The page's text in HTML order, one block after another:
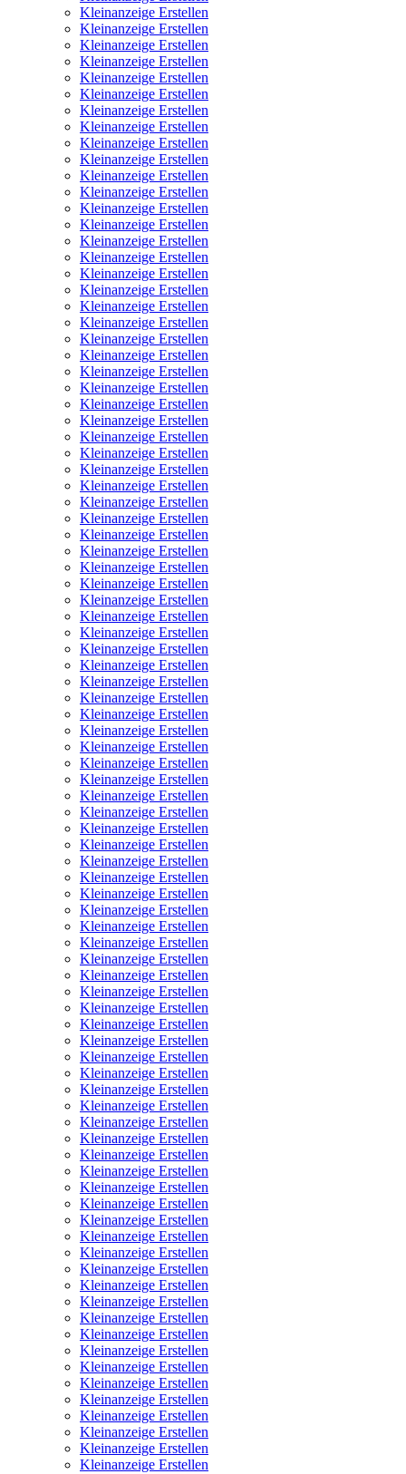
Kleinanzeige Erstellen
Kleinanzeige Erstellen
Kleinanzeige Erstellen
Kleinanzeige Erstellen
Kleinanzeige Erstellen
Kleinanzeige Erstellen
Kleinanzeige Erstellen
Kleinanzeige Erstellen
Kleinanzeige Erstellen
Kleinanzeige Erstellen
Kleinanzeige Erstellen
Kleinanzeige Erstellen
Kleinanzeige Erstellen
Kleinanzeige Erstellen
Kleinanzeige Erstellen
Kleinanzeige Erstellen
Kleinanzeige Erstellen
Kleinanzeige Erstellen
Kleinanzeige Erstellen
Kleinanzeige Erstellen
Kleinanzeige Erstellen
Kleinanzeige Erstellen
Kleinanzeige Erstellen
Kleinanzeige Erstellen
Kleinanzeige Erstellen
Kleinanzeige Erstellen
Kleinanzeige Erstellen
Kleinanzeige Erstellen
Kleinanzeige Erstellen
Kleinanzeige Erstellen
Kleinanzeige Erstellen
Kleinanzeige Erstellen
Kleinanzeige Erstellen
Kleinanzeige Erstellen
Kleinanzeige Erstellen
Kleinanzeige Erstellen
Kleinanzeige Erstellen
Kleinanzeige Erstellen
Kleinanzeige Erstellen
Kleinanzeige Erstellen
Kleinanzeige Erstellen
Kleinanzeige Erstellen
Kleinanzeige Erstellen
Kleinanzeige Erstellen
Kleinanzeige Erstellen
Kleinanzeige Erstellen
Kleinanzeige Erstellen
Kleinanzeige Erstellen
Kleinanzeige Erstellen
Kleinanzeige Erstellen
Kleinanzeige Erstellen
Kleinanzeige Erstellen
Kleinanzeige Erstellen
Kleinanzeige Erstellen
Kleinanzeige Erstellen
Kleinanzeige Erstellen
Kleinanzeige Erstellen
Kleinanzeige Erstellen
Kleinanzeige Erstellen
Kleinanzeige Erstellen
Kleinanzeige Erstellen
Kleinanzeige Erstellen
Kleinanzeige Erstellen
Kleinanzeige Erstellen
Kleinanzeige Erstellen
Kleinanzeige Erstellen
Kleinanzeige Erstellen
Kleinanzeige Erstellen
Kleinanzeige Erstellen
Kleinanzeige Erstellen
Kleinanzeige Erstellen
Kleinanzeige Erstellen
Kleinanzeige Erstellen
Kleinanzeige Erstellen
Kleinanzeige Erstellen
Kleinanzeige Erstellen
Kleinanzeige Erstellen
Kleinanzeige Erstellen
Kleinanzeige Erstellen
Kleinanzeige Erstellen
Kleinanzeige Erstellen
Kleinanzeige Erstellen
Kleinanzeige Erstellen
Kleinanzeige Erstellen
Kleinanzeige Erstellen
Kleinanzeige Erstellen
Kleinanzeige Erstellen
Kleinanzeige Erstellen
Kleinanzeige Erstellen
Kleinanzeige Erstellen